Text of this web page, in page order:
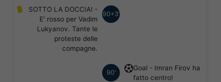
90+3'
SOTTO LA DOCCIA! -
E' rosso per Vadim
Lukyanov. Tante le
proteste delle
compagne.
90'
Goal - Imran Firov ha
fatto centro!